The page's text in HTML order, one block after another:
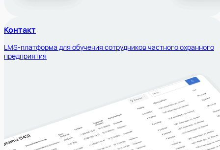
Контакт
LMS-платформа для обучения сотрудников частного охранного
предприятия